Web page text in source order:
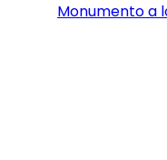
Monumento a